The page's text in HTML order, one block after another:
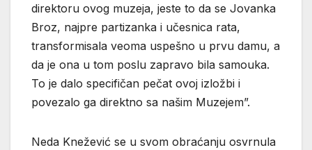
direktoru ovog muzeja, jeste to da se Jovanka
Broz, najpre partizanka i učesnica rata,
transformisala veoma uspešno u prvu damu, a
da je ona u tom poslu zapravo bila samouka.
To je dalo specifičan pečat ovoj izložbi i
povezalo ga direktno sa našim Muzejem”.
Neda Knežević se u svom obraćanju osvrnula